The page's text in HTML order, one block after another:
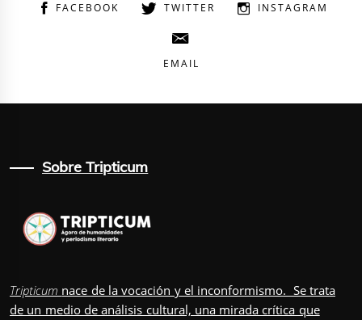
FACEBOOK TWITTER INSTAGRAM
EMAIL
Sobre Tripticum
Tripticum nace de la vocación y el inconformismo. Se trata
de un medio de análisis cultural, una mirada crítica que